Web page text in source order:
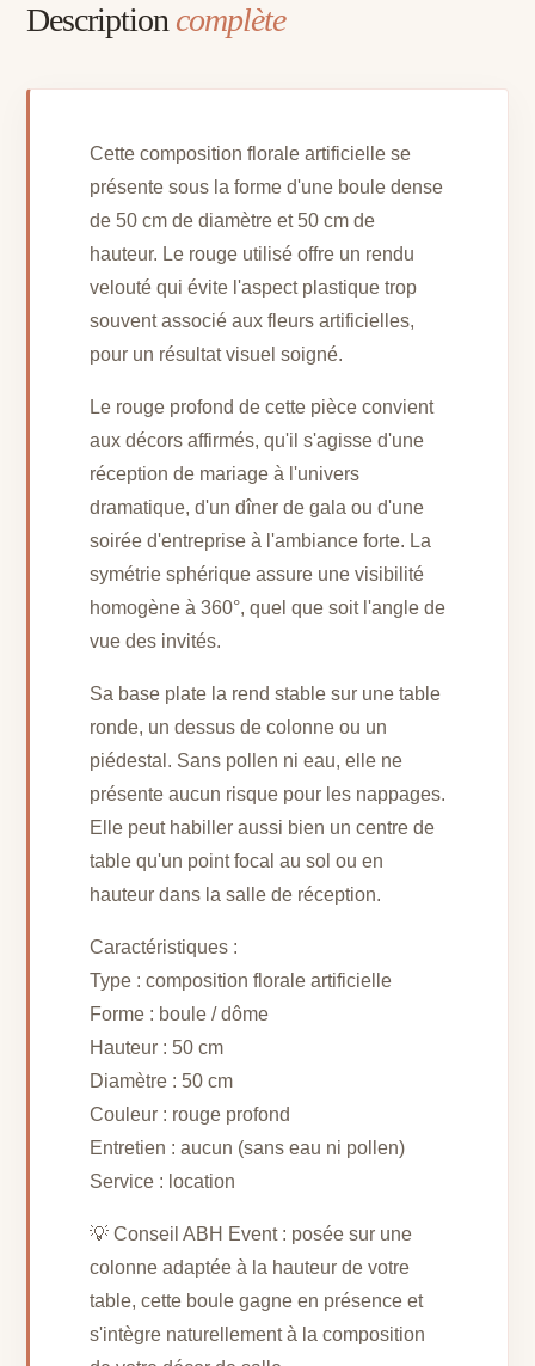
cm
Description complète
Cette composition florale artificielle se
présente sous la forme d'une boule dense
de 50 cm de diamètre et 50 cm de
hauteur. Le rouge utilisé offre un rendu
velouté qui évite l'aspect plastique trop
souvent associé aux fleurs artificielles,
pour un résultat visuel soigné.
Le rouge profond de cette pièce convient
aux décors affirmés, qu'il s'agisse d'une
réception de mariage à l'univers
dramatique, d'un dîner de gala ou d'une
soirée d'entreprise à l'ambiance forte. La
symétrie sphérique assure une visibilité
homogène à 360°, quel que soit l'angle de
vue des invités.
Sa base plate la rend stable sur une table
ronde, un dessus de colonne ou un
piédestal. Sans pollen ni eau, elle ne
présente aucun risque pour les nappages.
Elle peut habiller aussi bien un centre de
table qu'un point focal au sol ou en
hauteur dans la salle de réception.
Caractéristiques :
Type : composition florale artificielle
Forme : boule / dôme
Hauteur : 50 cm
Diamètre : 50 cm
Couleur : rouge profond
Entretien : aucun (sans eau ni pollen)
Service : location
💡 Conseil ABH Event : posée sur une
colonne adaptée à la hauteur de votre
table, cette boule gagne en présence et
s'intègre naturellement à la composition